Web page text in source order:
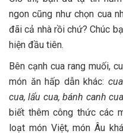
ngon cũng như chọn cua
đãi cả nhà rồi chứ? Chúc
hiện đầu tiên.
Bên cạnh cua rang muối,
món ăn hấp dẫn khác:
cua, lẩu cua, bánh canh
biết thêm công thức các
loạt món Việt, món Âu